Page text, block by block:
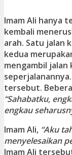
Imam Ali hanya
kembali
arah. Satu jalan
kedua
mengambil
tersebut.
“Sahabatku,
engkau
Imam Ali, “Aku
menyelesaikan
Imam Ali